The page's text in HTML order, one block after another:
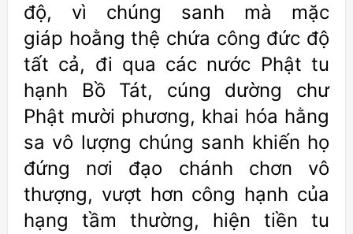
độ, vì chúng sanh mà mặc
giáp hoằng thệ chứa công đức độ
tất cả, đi qua các nước Phật tu
hạnh Bồ Tát, cúng dường chư
Phật mười phương, khai hóa hằng
sa vô lượng chúng sanh khiến họ
đứng nơi đạo chánh chơn vô
thượng, vượt hơn công hạnh của
hạng tầm thường, hiện tiền tu